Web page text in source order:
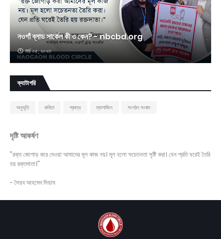
নওগাঁ ব্লাড সার্কেল কী ও কেন? - nbcbd.org
মার্চ ০৫, ২০২৩
ক্যাটাগরি
অনুভূতি কবিতা প্রবন্ধ ম্যাগাজিন সংগঠন সংবাদ
দৃষ্টি আকর্ষণ
"রক্ত জোগাড় করে দেওয়া আমাদের মূল কাজ নয়। মূল হলো সচেতনতা সৃষ্টি করা। যেন প্রতি ঘরেই তৈরি
হয় রক্তদাতা।"
- সৈয়ব আহমেদ সিয়াম